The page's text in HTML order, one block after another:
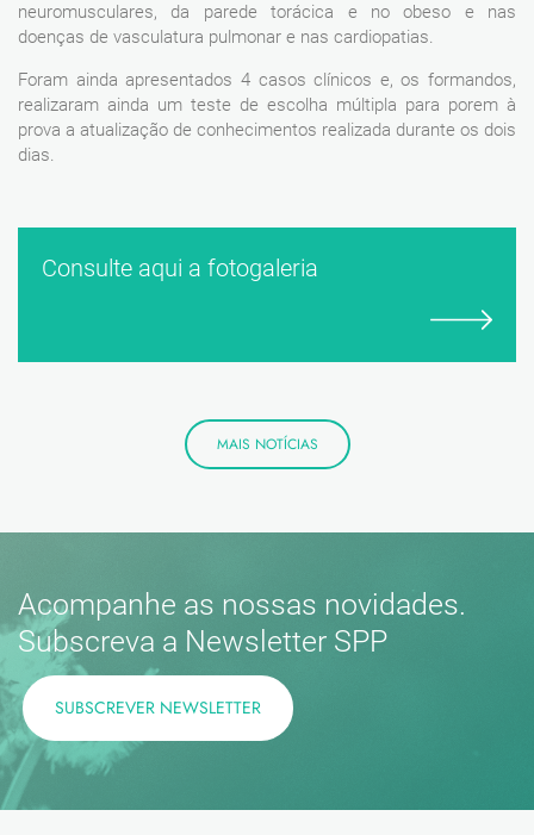
neuromusculares, da parede torácica e no obeso e nas
doenças de vasculatura pulmonar e nas cardiopatias.
Foram ainda apresentados 4 casos clínicos e, os formandos,
realizaram ainda um teste de escolha múltipla para porem à
prova a atualização de conhecimentos realizada durante os dois
dias.
Consulte aqui a fotogaleria
MAIS NOTÍCIAS
Acompanhe as nossas novidades.
Subscreva a Newsletter SPP
SUBSCREVER NEWSLETTER